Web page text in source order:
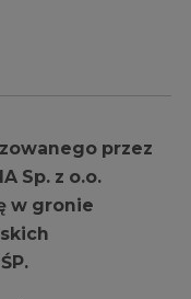
przez
Sp. z o.o.
w gronie